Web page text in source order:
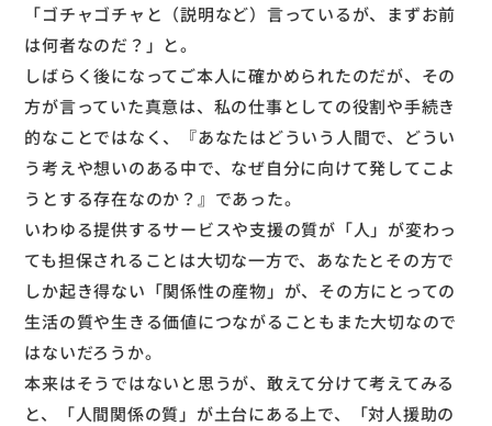
「ゴチャゴチャと（説明など）言っているが、まずお前
は何者なのだ？」と。
しばらく後になってご本人に確かめられたのだが、その
方が言っていた真意は、私の仕事としての役割や手続き
的なことではなく、『あなたはどういう人間で、どうい
う考えや想いのある中で、なぜ自分に向けて発してこよ
うとする存在なのか？』であった。
いわゆる提供するサービスや支援の質が「人」が変わっ
ても担保されることは大切な一方で、あなたとその方で
しか起き得ない「関係性の産物」が、その方にとっての
生活の質や生きる価値につながることもまた大切なので
はないだろうか。
本来はそうではないと思うが、敢えて分けて考えてみる
と、「人間関係の質」が土台にある上で、「対人援助の